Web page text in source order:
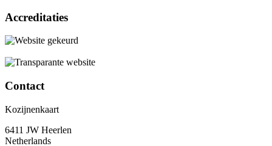
Accreditaties
Contact
Kozijnenkaart
6411 JW Heerlen
Netherlands